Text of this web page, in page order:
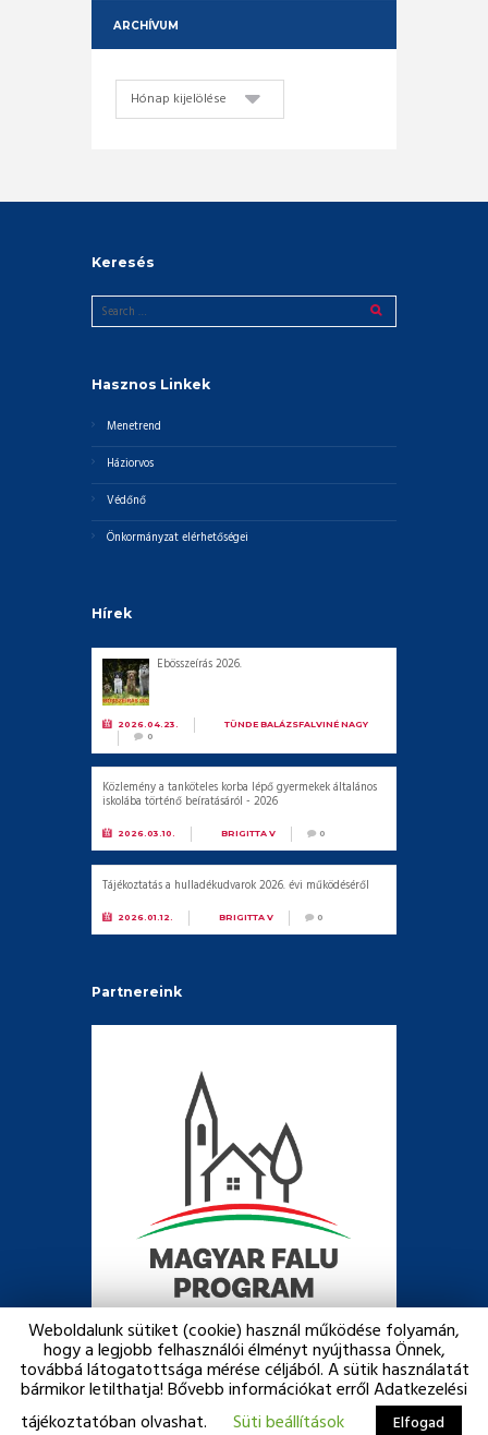
ARCHÍVUM
Archívum
Keresés
Hasznos Linkek
Menetrend
Háziorvos
Védőnő
Önkormányzat elérhetőségei
Hírek
Ebösszeírás 2026.
2026.04.23.
TÜNDE BALÁZSFALVINÉ NAGY
0
Közlemény a tanköteles korba lépő gyermekek általános
iskolába történő beíratásáról - 2026
2026.03.10. BRIGITTA V 0
Tájékoztatás a hulladékudvarok 2026. évi működéséről
2026.01.12. BRIGITTA V 0
Partnereink
Copyright © 2026 Narda Község Önkormányzata. Minden jog
fenntartva. Created with ♥ byWebc00k
Weboldalunk sütiket (cookie) használ működése folyamán,
hogy a legjobb felhasználói élményt nyújthassa Önnek,
továbbá látogatottsága mérése céljából. A sütik használatát
bármikor letilthatja! Bővebb információkat erről Adatkezelési
tájékoztatóban olvashat.
Süti beállítások Elfogad